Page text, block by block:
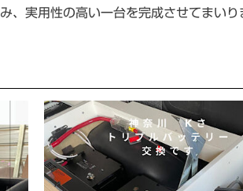
、実用性の高い一台を完成させてまいり